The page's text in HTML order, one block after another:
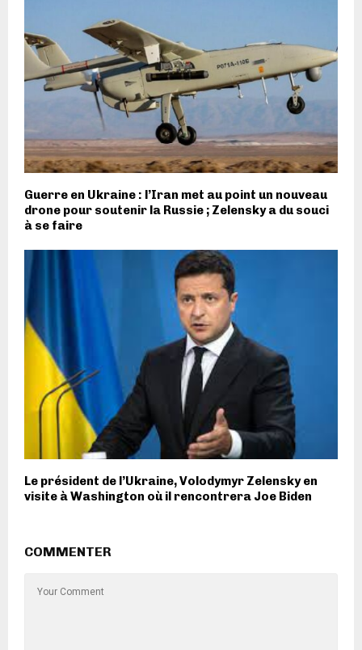
Guerre en Ukraine : l’Iran met au point un nouveau
drone pour soutenir la Russie ; Zelensky a du souci
à se faire
Le président de l’Ukraine, Volodymyr Zelensky en
visite à Washington où il rencontrera Joe Biden
COMMENTER